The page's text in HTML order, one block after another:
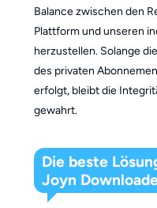
Balance zwischen den
Plattform und unseren
herzustellen. Solange
des privaten
erfolgt, bleibt die
gewahrt.
Die beste
Joyn